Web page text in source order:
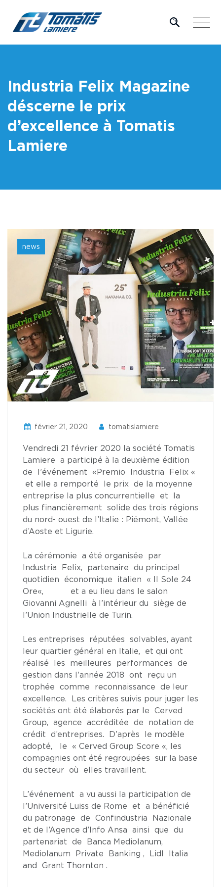
content
Industria Felix Magazine
déscerne le prix
d’excellence à Tomatis
Lamiere
news
février 21, 2020 tomatislamiere
Vendredi 21 février 2020 la société Tomatis
Lamiere a participé à la deuxième édition
de l’événement «Premio Industria Felix «
et elle a remporté le prix de la moyenne
entreprise la plus concurrentielle et la
plus financièrement solide des trois régions
du nord- ouest de l’Italie : Piémont, Vallée
d’Aoste et Ligurie.
La cérémonie a été organisée par
Industria Felix, partenaire du principal
quotidien économique italien « Il Sole 24
Ore«, et a eu lieu dans le salon
Giovanni Agnelli à l’intérieur du siège de
l’Union Industrielle de Turin.
Les entreprises réputées solvables, ayant
leur quartier général en Italie, et qui ont
réalisé les meilleures performances de
gestion dans l’année 2018 ont reçu un
trophée comme reconnaissance de leur
excellence. Les critères suivis pour juger les
sociétés ont été élaborés par le Cerved
Group, agence accréditée de notation de
crédit d’entreprises. D’après le modèle
adopté, le « Cerved Group Score «, les
compagnies ont été regroupées sur la base
du secteur où elles travaillent.
L’événement a vu aussi la participation de
l’Université Luiss de Rome et a bénéficié
du patronage de Confindustria Nazionale
et de l’Agence d’Info Ansa ainsi que du
partenariat de Banca Mediolanum,
Mediolanum Private Banking , Lidl Italia
and Grant Thornton .